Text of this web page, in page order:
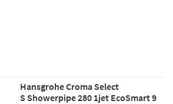
Hansgrohe Croma Select
S Showerpipe 280 1jet EcoSmart 9